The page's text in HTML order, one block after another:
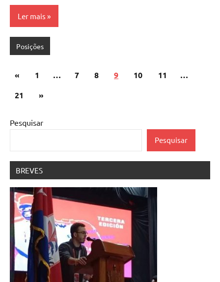
Ler mais
Posições
Paginação
dos
«Artigos
1 … 7 8 9 10 11
…
21
Artigos
»
Pesquisar
Pesquisar
BREVES